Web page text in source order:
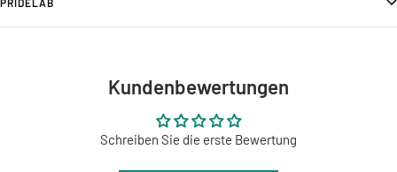
PRIDELAB
Kundenbewertungen
Schreiben Sie die erste Bewertung